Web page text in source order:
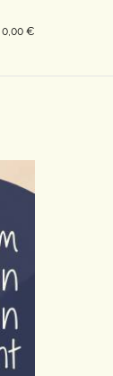
0,00 €